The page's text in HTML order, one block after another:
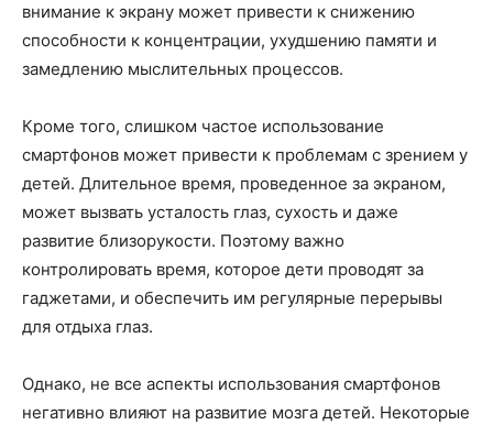
внимание к экрану может привести к снижению
способности к концентрации, ухудшению памяти и
замедлению мыслительных процессов.
Кроме того, слишком частое использование
смартфонов может привести к проблемам с зрением у
детей. Длительное время, проведенное за экраном,
может вызвать усталость глаз, сухость и даже
развитие близорукости. Поэтому важно
контролировать время, которое дети проводят за
гаджетами, и обеспечить им регулярные перерывы
для отдыха глаз.
Однако, не все аспекты использования смартфонов
негативно влияют на развитие мозга детей. Некоторые